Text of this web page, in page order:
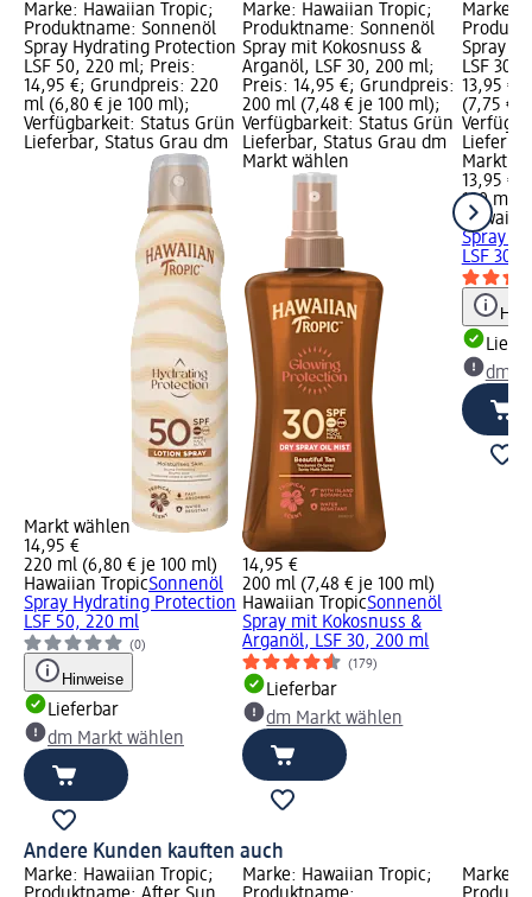
Marke: Hawaiian Tropic;
Produktname: Sonnenöl
Spray Hydrating Protection
LSF 50, 220 ml; Preis:
14,95 €; Grundpreis: 220
ml (6,80 € je 100 ml);
Verfügbarkeit: Status Grün
Lieferbar, Status Grau dm
Markt wählen
14,95 €
220 ml (6,80 € je 100 ml)
Hawaiian TropicSonnenöl
Spray Hydrating Protection
LSF 50, 220 ml
(0)
Hinweise
Lieferbar
dm Markt wählen
Marke: Hawaiian Tropic;
Produktname: Sonnenöl
Spray mit Kokosnuss &
Arganöl, LSF 30, 200 ml;
Preis: 14,95 €; Grundpreis:
200 ml (7,48 € je 100 ml);
Verfügbarkeit: Status Grün
Lieferbar, Status Grau dm
Markt wählen
14,95 €
200 ml (7,48 € je 100 ml)
Hawaiian TropicSonnenöl
Spray mit Kokosnuss &
Arganöl, LSF 30, 200 ml
(179)
Lieferbar
dm Markt wählen
Marke:
Spray
LSF 30,
13,95 €;
(7,75 €
Markt
13,95 €
180 ml
Spray
LSF 30,
dm
Andere Kunden kauften auch
Marke: Hawaiian Tropic;
Marke: Hawaiian Tropic;
Marke: